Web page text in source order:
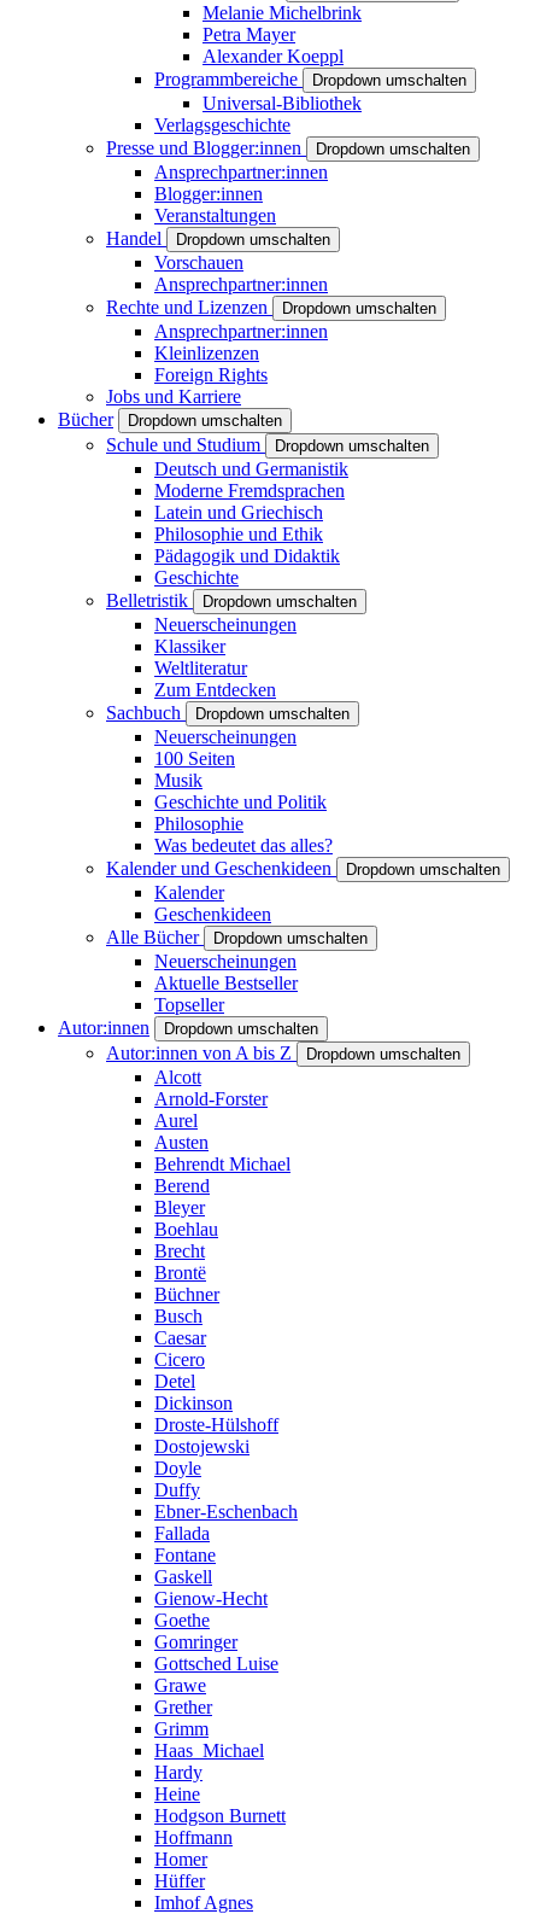
Melanie Michelbrink
Petra Mayer
Alexander Koeppl
Programmbereiche
Dropdown umschalten
Universal-Bibliothek
Verlagsgeschichte
Presse und Blogger:innen
Dropdown umschalten
Ansprechpartner:innen
Blogger:innen
Veranstaltungen
Handel
Dropdown umschalten
Vorschauen
Ansprechpartner:innen
Rechte und Lizenzen
Dropdown umschalten
Ansprechpartner:innen
Kleinlizenzen
Foreign Rights
Jobs und Karriere
Bücher
Dropdown umschalten
Schule und Studium Dropdown umschalten
Deutsch und Germanistik
Moderne Fremdsprachen
Latein und Griechisch
Philosophie und Ethik
Pädagogik und Didaktik
Geschichte
Belletristik
Dropdown umschalten
Neuerscheinungen
Klassiker
Weltliteratur
Zum Entdecken
Sachbuch
Dropdown umschalten
Neuerscheinungen
100 Seiten
Musik
Geschichte und Politik
Philosophie
Was bedeutet das alles?
Kalender und Geschenkideen
Dropdown umschalten
Kalender
Geschenkideen
Alle Bücher
Dropdown umschalten
Neuerscheinungen
Aktuelle Bestseller
Topseller
Autor:innen
Dropdown umschalten
Autor:innen von A bis Z Dropdown umschalten
Alcott
Arnold-Forster
Aurel
Austen
Behrendt Michael
Berend
Bleyer
Boehlau
Brecht
Brontë
Büchner
Busch
Caesar
Cicero
Detel
Dickinson
Droste-Hülshoff
Dostojewski
Doyle
Duffy
Ebner-Eschenbach
Fallada
Fontane
Gaskell
Gienow-Hecht
Goethe
Gomringer
Gottsched Luise
Grawe
Grether
Grimm
Haas_Michael
Hardy
Heine
Hodgson Burnett
Hoffmann
Homer
Hüffer
Imhof Agnes